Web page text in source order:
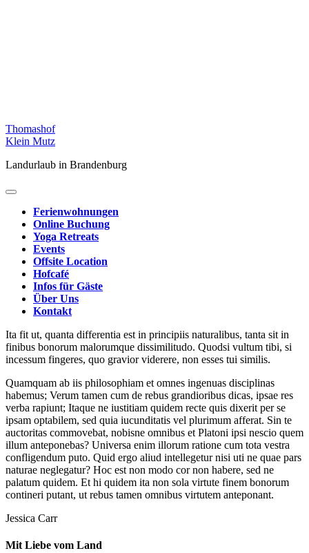
Skip
to
Thomashof
Klein Mutz
Landurlaub in Brandenburg
Ferienwohnungen
Online Buchung
Yoga Retreats
Events
Offsite Location
Hofcafé
Infos für Gäste
Über Uns
Kontakt
Ita fit ut, quanta differentia est in principiis naturalibus, tanta sit in
finibus bonorum malorumque dissimilitudo. Quodsi vultum tibi, si
incessum fingeres, quo gravior viderere, non esses tui similis.
Quamquam ab iis philosophiam et omnes ingenuas disciplinas
habemus; Verum tamen cum de rebus grandioribus dicas, ipsae res
verba rapiunt; Itaque ne iustitiam quidem recte quis dixerit per se
ipsam optabilem, sed quia iucunditatis vel plurimum afferat. Sin te
auctoritas commovebat, nobisne omnibus et Platoni ipsi nescio quem
illum anteponebas? Universa enim illorum ratione cum tota vestra
confligendum puto. Quid ergo aliud intellegetur nisi uti ne quae pars
naturae neglegatur? Hoc est non modo cor non habere, sed ne
palatum quidem. Et hi quidem ita non sola virtute finem bonorum
contineri putant, ut rebus tamen omnibus virtutem anteponant.
Jessica Carr
Mit Liebe vom Land